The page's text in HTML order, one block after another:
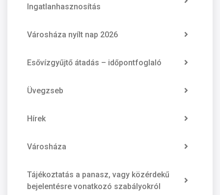
Ingatlanhasznosítás
Városháza nyílt nap 2026
Esővízgyűjtő átadás – időpontfoglaló
Üvegzseb
Hírek
Városháza
Tájékoztatás a panasz, vagy közérdekű
bejelentésre vonatkozó szabályokról